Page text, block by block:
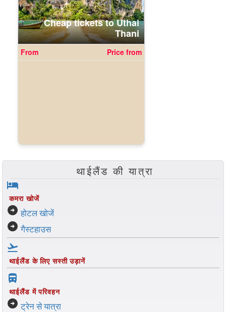
थाईलैंड की यात्रा
hotel
कमरा खोजें
arrow_circle_right होटल खोजें
arrow_circle_right गैस्टहाउस
flight_takeoff
थाईलैंड के लिए सस्ती उड़ानें
directions_bus_filled
थाईलैंड में परिवहन
arrow_circle_right ट्रेन से यात्रा